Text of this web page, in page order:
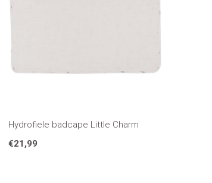
Hydrofiele badcape Little Charm
€21,99